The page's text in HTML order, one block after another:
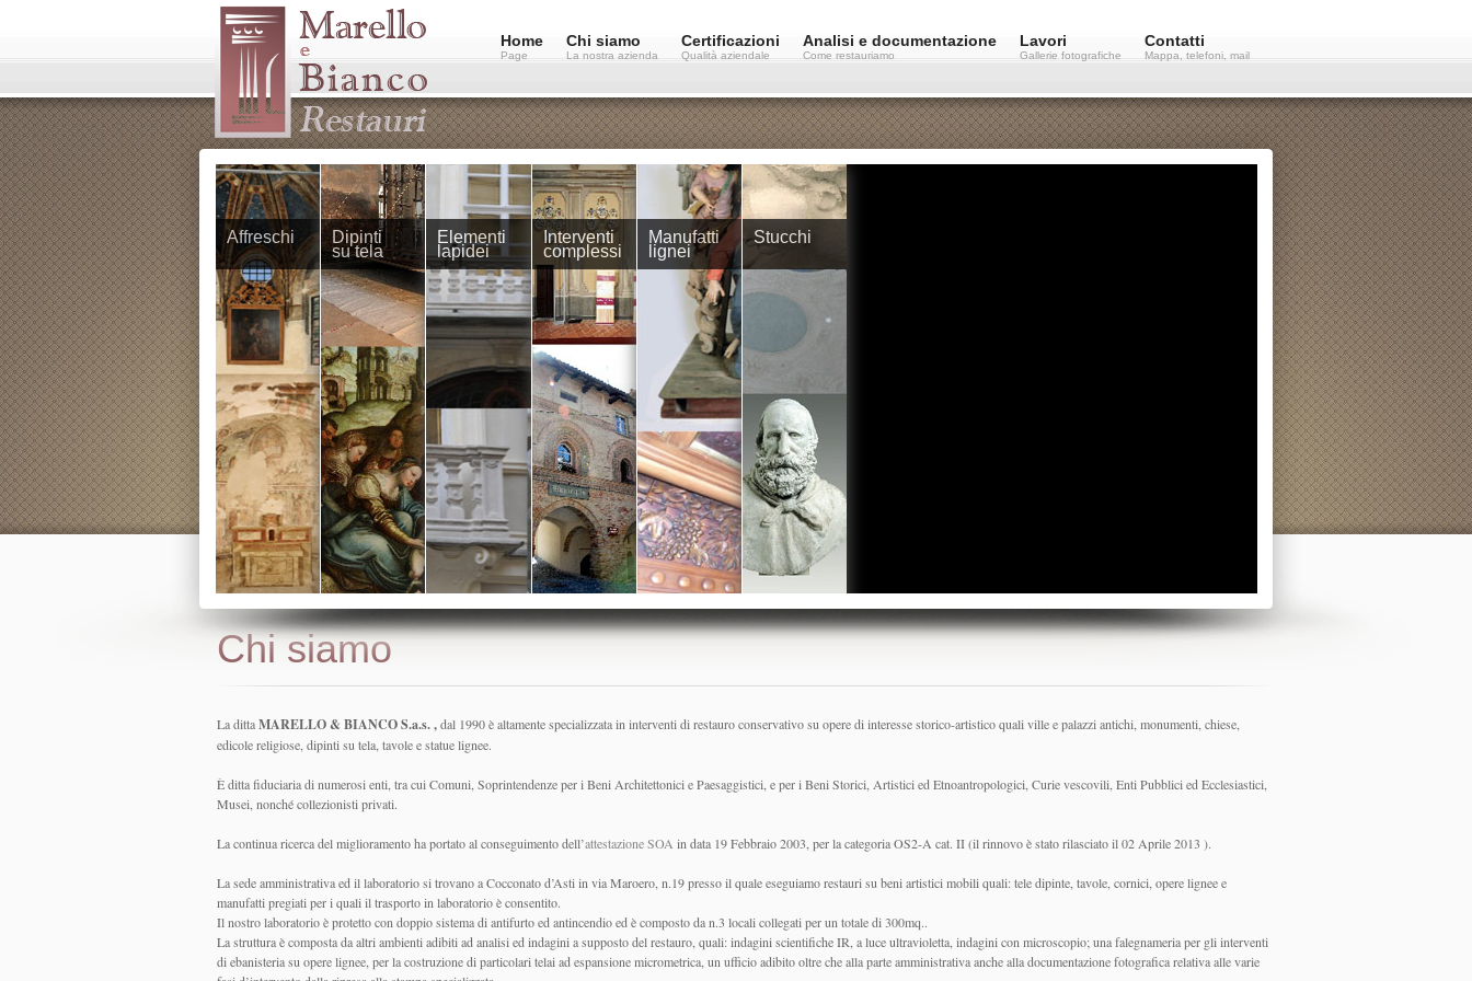
Home
Page
Chi siamo
La nostra azienda
Certificazioni
Qualità aziendale
Analisi e documentazione
Come restauriamo
Lavori
Gallerie fotografiche
Contatti
Mappa, telefoni, mail
Affreschi Dipinti
su tela
Elementi
lapidei
Interventi
complessi
Manufatti
lignei
Stucchi
Chi siamo
La dittaMARELLO & BIANCO S.a.s. ,dal 1990 è altamente specializzata in interventi di restauro conservativo su opere di interesse storico-artistico quali ville e palazzi antichi, monumenti, chiese,
edicole religiose, dipinti su tela, tavole e statue lignee.
È ditta fiduciaria di numerosi enti, tra cui Comuni, Soprintendenze per i Beni Architettonici e Paesaggistici, e per i Beni Storici, Artistici ed Etnoantropologici, Curie vescovili, Enti Pubblici ed Ecclesiastici,
Musei, nonché collezionisti privati.
La continua ricerca del miglioramento ha portato al conseguimento dell’attestazione SOA in data 19 Febbraio 2003, per la categoria OS2-A cat. II (il rinnovo è stato rilasciato il 02 Aprile 2013 ).
La sede amministrativa ed il laboratorio si trovano a Cocconato d’Asti in via Maroero, n.19 presso il quale eseguiamo restauri su beni artistici mobili quali: tele dipinte, tavole, cornici, opere lignee e
manufatti pregiati per i quali il trasporto in laboratorio è consentito.
Il nostro laboratorio è protetto con doppio sistema di antifurto ed antincendio ed è composto da n.3 locali collegati per un totale di 300mq..
La struttura è composta da altri ambienti adibiti ad analisi ed indagini a supposto del restauro, quali: indagini scientifiche IR, a luce ultravioletta, indagini con microscopio; una falegnameria per gli interventi
di ebanisteria su opere lignee, per la costruzione di particolari telai ad espansione micrometrica, un ufficio adibito oltre che alla parte amministrativa anche alla documentazione fotografica relativa alle varie